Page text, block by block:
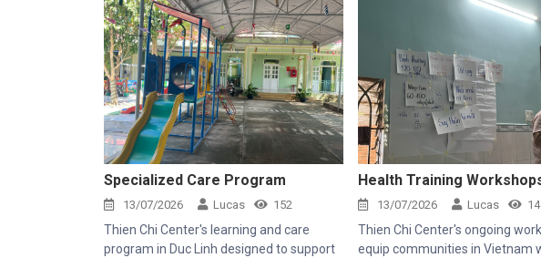
Specialized Care Program
13/07/2026 Lucas 152
Thien Chi Center's learning and care
program in Duc Linh designed to support
Health Training
13/07/2026 Lucas
Thien Chi Center's ongoing
equip communities in Vietnam